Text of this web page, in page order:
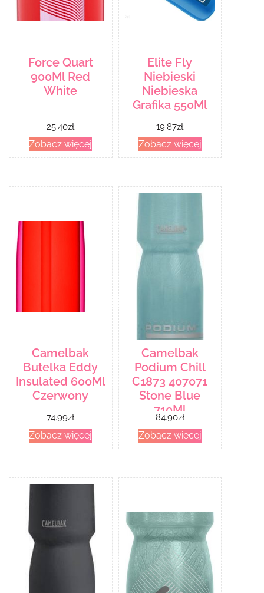
Force Quart
900Ml Red
White
25.40zł
Zobacz więcej
Elite Fly
Niebieski
Niebieska
Grafika 550Ml
19.87zł
Zobacz więcej
Camelbak
Butelka Eddy
Insulated 600Ml
Czerwony
74.99zł
Zobacz więcej
Camelbak
Podium Chill
C1873 407071
Stone Blue
710Ml
84.90zł
Zobacz więcej